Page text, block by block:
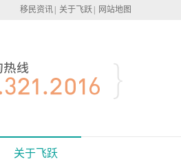
移民资讯 关于飞跃 网站地图
关于飞跃